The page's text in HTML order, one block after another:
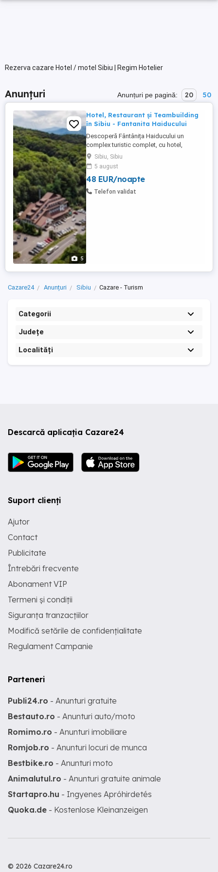
Rezerva cazare Hotel / motel Sibiu | Regim Hotelier
Anunțuri Anunțuri pe pagină: 20 50
5
Hotel, Restaurant și Teambuilding
în Sibiu - Fantanita Haiducului
Descoperă Fântânița Haiducului un
complex turistic complet, cu hotel,
restaurante, sală de conferințe și spații
dedicate evenimentelor sau teambuilding-
urilor. Locația noastră, la marginea pădurii,
între Sibiu și Brașov. Confort și
gastronomie tradițională Hotelul Fântânița
Sibiu, Sibiu
5 august
48 EUR/noapte
Telefon validat
Cazare24 Anunțuri Sibiu Cazare - Turism
Categorii
Județe
Localități
Descarcă aplicația Cazare24
Suport clienți
Ajutor
Contact
Publicitate
Întrebări frecvente
Abonament VIP
Termeni și condiții
Siguranța tranzacțiilor
Modifică setările de confidențialitate
Regulament Campanie
Parteneri
Publi24.ro - Anunturi gratuite
Bestauto.ro - Anunturi auto/moto
Romimo.ro - Anunturi imobiliare
Romjob.ro - Anunturi locuri de munca
Bestbike.ro - Anunturi moto
Animalutul.ro - Anunturi gratuite animale
Startapro.hu - Ingyenes Apróhirdetés
Quoka.de - Kostenlose Kleinanzeigen
© 2026 Cazare24.ro